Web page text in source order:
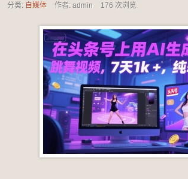
分类: 自媒体 作者: admin 176 次浏览